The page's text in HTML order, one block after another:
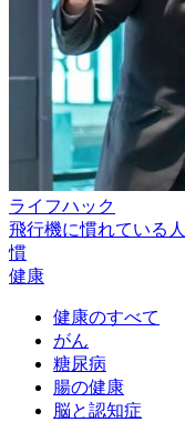
ライフハック
飛行機に慣れている
慣
健康
健康のすべて
がん
糖尿病
腸の健康
脳と認知症